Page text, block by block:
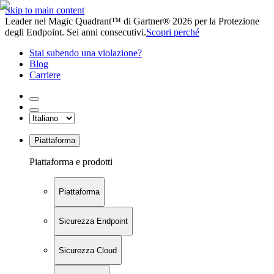
Skip to main content
Leader nel Magic Quadrant™ di Gartner® 2026 per la Protezione
degli Endpoint. Sei anni consecutivi.Scopri perché
Stai subendo una violazione?
Blog
Carriere
Piattaforma
Piattaforma e prodotti
Piattaforma
Sicurezza Endpoint
Sicurezza Cloud